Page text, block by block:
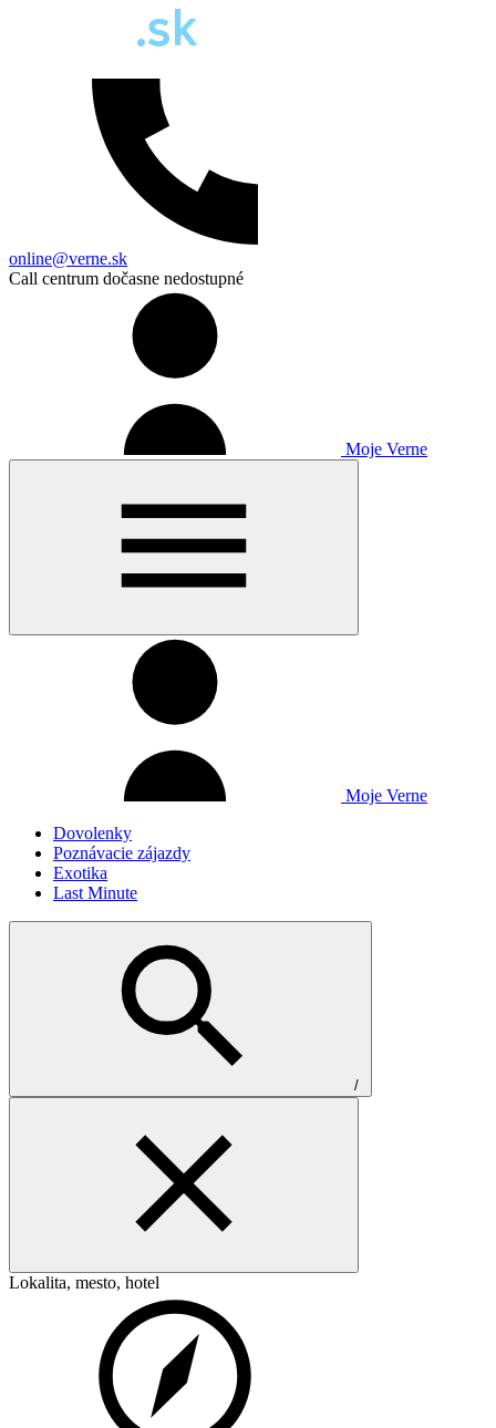
online@verne.sk
Call centrum dočasne nedostupné
Moje Verne
Moje Verne
Dovolenky
Poznávacie zájazdy
Exotika
Last Minute
/
Lokalita, mesto, hotel